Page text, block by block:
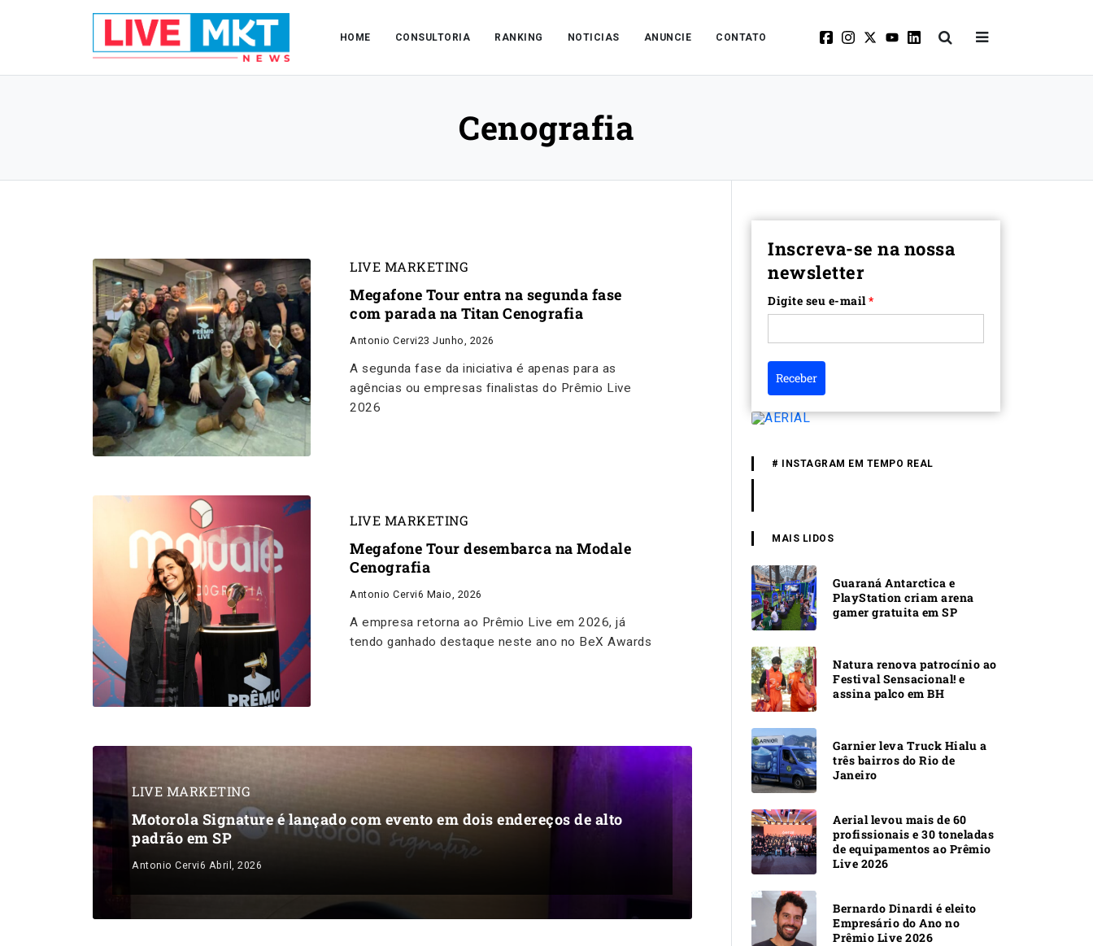
HOME CONSULTORIA RANKING NOTICIAS ANUNCIE CONTATO
Cenografia
LIVE MARKETING
Megafone Tour entra na segunda fase
com parada na Titan Cenografia
Antonio Cervi23 Junho, 2026
A segunda fase da iniciativa é apenas para as
agências ou empresas finalistas do Prêmio Live
2026
LIVE MARKETING
Megafone Tour desembarca na Modale
Cenografia
Antonio Cervi6 Maio, 2026
A empresa retorna ao Prêmio Live em 2026, já
tendo ganhado destaque neste ano no BeX Awards
LIVE MARKETING
Motorola Signature é lançado com evento em dois endereços de alto
padrão em SP
Antonio Cervi6 Abril, 2026
Inscreva-se na nossa
newsletter
Digite seu e-mail*
Receber
# INSTAGRAM EM TEMPO REAL
MAIS LIDOS
Guaraná Antarctica e
PlayStation criam arena
gamer gratuita em SP
Natura renova patrocínio ao
Festival Sensacional! e
assina palco em BH
Garnier leva Truck Hialu a
três bairros do Rio de
Janeiro
Aerial levou mais de 60
profissionais e 30 toneladas
de equipamentos ao Prêmio
Live 2026
Bernardo Dinardi é eleito
Empresário do Ano no
Prêmio Live 2026